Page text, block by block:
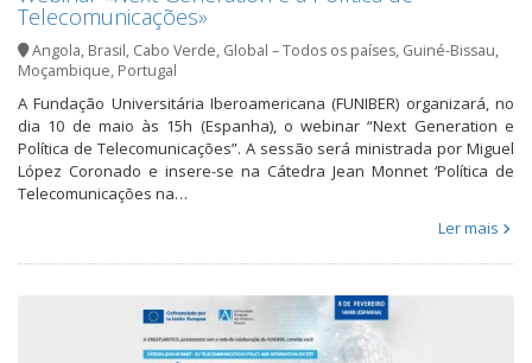
Telecomunicações»
Angola, Brasil, Cabo Verde, Global – Todos os países, Guiné-Bissau,
Moçambique, Portugal
A Fundação Universitária Iberoamericana (FUNIBER) organizará, no
dia 10 de maio às 15h (Espanha), o webinar “Next Generation e
Política de Telecomunicações”. A sessão será ministrada por Miguel
López Coronado e insere-se na Cátedra Jean Monnet ‘Política de
Telecomunicações na…
Ler mais